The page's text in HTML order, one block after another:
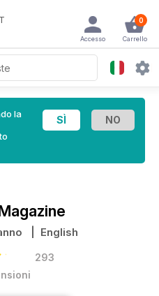
0
Carrello
Accesso
la
| English
293